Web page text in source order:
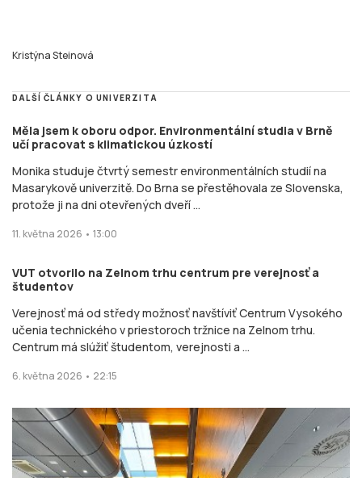
Kristýna Steinová
DALŠÍ ČLÁNKY O UNIVERZITA
Měla jsem k oboru odpor. Environmentální studia v Brně
učí pracovat s klimatickou úzkostí
Monika studuje čtvrtý semestr environmentálních studií na
Masarykově univerzitě. Do Brna se přestěhovala ze Slovenska,
protože ji na dni otevřených dveří ...
11. května 2026 • 13:00
VUT otvorilo na Zelnom trhu centrum pre verejnosť a
študentov
Verejnosť má od středy možnosť navštíviť Centrum Vysokého
učenia technického v priestoroch tržnice na Zelnom trhu.
Centrum má slúžiť študentom, verejnosti a ...
6. května 2026 • 22:15